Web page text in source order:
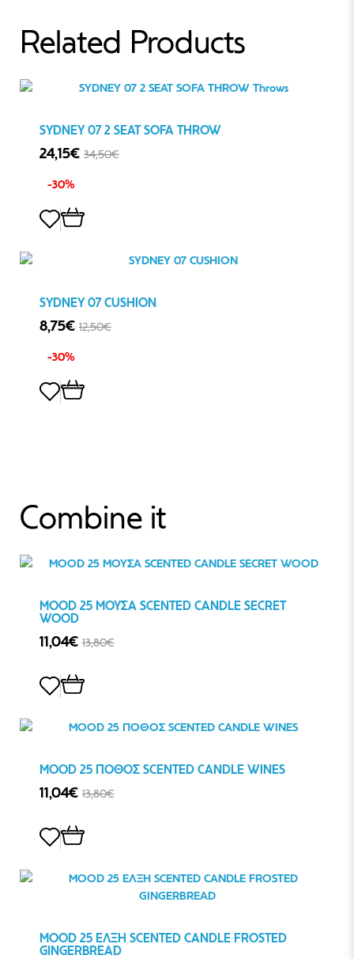
Related Products
SYDNEY 07 2 SEAT SOFA THROW
24,15€ 34,50€
-30%
SYDNEY 07 CUSHION
8,75€ 12,50€
-30%
Combine it
MOOD 25 ΜΟΥΣΑ SCENTED CANDLE SECRET
WOOD
11,04€ 13,80€
MOOD 25 ΠΟΘΟΣ SCENTED CANDLE WINES
11,04€ 13,80€
MOOD 25 ΕΛΞΗ SCENTED CANDLE FROSTED
GINGERBREAD